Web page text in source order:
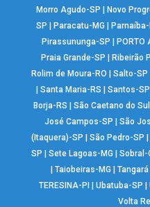
Morro Agudo-SP |Novo
SP |Paracatu-MG |Parnaíba-
Pirassununga-SP |PORTO
Praia Grande-SP |Ribeirão
Rolim de Moura-RO | Salto-SP
|Santa Maria-RS |Santos-SP
Borja-RS |São Caetano do
José Campos-SP |São
(Itaquera)-SP |São Pedro-SP
SP |Sete Lagoas-MG |Sobral-
| Taiobeiras-MG |
TERESINA-PI |Ubatuba-SP |
Volta